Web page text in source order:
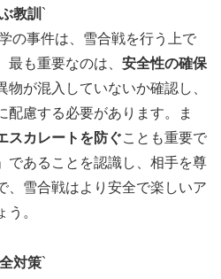
教訓 `
の事件は、雪合戦を行う上で
も重要なのは、 安全性の確保
が混入していないか確認し、
配慮する必要があります。ま
スカレートを防ぐことも重要で
であることを認識し、相手を尊
、雪合戦はより安全で楽しいア
。
対策`